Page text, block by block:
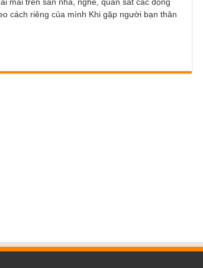
cách riêng của mình Khi gặp người bạn thân